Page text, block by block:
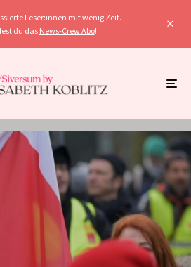
Leser:innen mit wenig Zeit.
du das News-Crew Abo!